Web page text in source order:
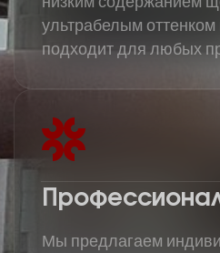
ультрабелым
подходит для любых
Мы предлагаем